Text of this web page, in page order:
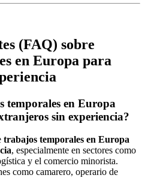
(FAQ) sobre
en Europa para
temporales en Europa
sin experiencia?
trabajos temporales en Europa
, especialmente en sectores como
y el comercio minorista.
como camarero, operario de